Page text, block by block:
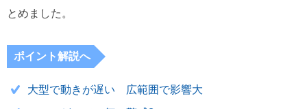
とめました。
ポイント解説へ
大型で動きが遅い 広範囲で影響大